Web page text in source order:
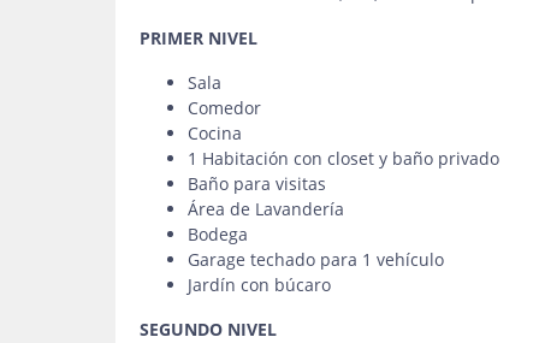
PRIMER NIVEL
Sala
Comedor
Cocina
1 Habitación con closet y baño privado
Baño para visitas
Área de Lavandería
Bodega
Garage techado para 1 vehículo
Jardín con búcaro
SEGUNDO NIVEL